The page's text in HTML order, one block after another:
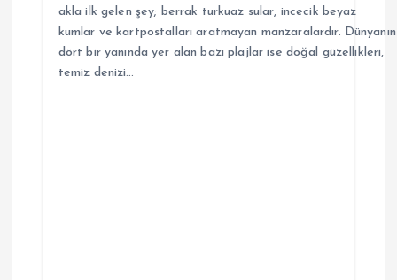
akla ilk gelen şey; berrak turkuaz sular, incecik beyaz
kumlar ve kartpostalları aratmayan manzaralardır. Dünyanın
dört bir yanında yer alan bazı plajlar ise doğal güzellikleri,
temiz denizi…